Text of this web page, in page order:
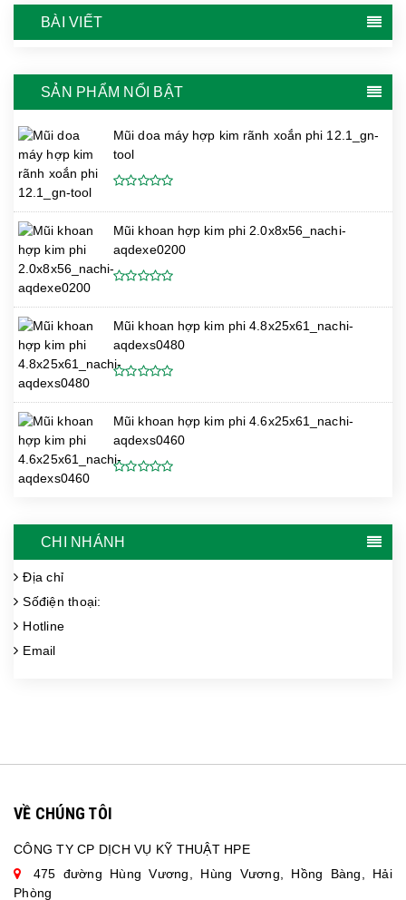
BÀI VIẾT
SẢN PHẨM NỔI BẬT
Mũi doa máy hợp kim rãnh xoắn phi 12.1_gn-
tool
Mũi khoan hợp kim phi 2.0x8x56_nachi-
aqdexe0200
Mũi khoan hợp kim phi 4.8x25x61_nachi-
aqdexs0480
Mũi khoan hợp kim phi 4.6x25x61_nachi-
aqdexs0460
CHI NHÁNH
Địa chỉ
Sốđiện thoại:
Hotline
Email
VỀ CHÚNG TÔI
CÔNG TY CP DỊCH VỤ KỸ THUẬT HPE
475 đường Hùng Vương, Hùng Vương, Hồng Bàng, Hải
Phòng